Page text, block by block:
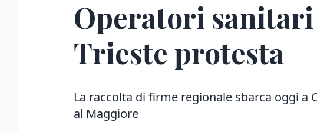
Operatori
Trieste protesta
La raccolta di firme regionale sbarca oggi a
al Maggiore